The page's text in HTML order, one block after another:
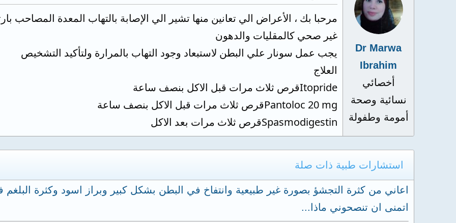
Dr Marwa
Ibrahim
أخصائي
نسائية وصحة
أمومة وطفولة
مرحبا بك ، الأعراض الي تعانين منها تشير الي الإصابة بالتهاب المعدة المصاحب
غير صحي كالمقليات والدهون
يجب عمل سونار علي البطن لاستبعاد وجود التهاب بالمرارة ولتأكيد التشخيص
العلاج
Itoprideقرص ثلاث مرات قبل الاكل بنصف ساعة
Pantoloc 20 mgقرص ثلاث مرات قبل الاكل بنصف ساعة
Spasmodigestinقرص ثلاث مرات بعد الاكل
استشارات طبية ذات صلة
اعاني من كثرة التجشؤ بصورة غير طبيعية وانتفاخ في البطن بشكل كبير وبراز اسود وكثرة
اتمنى ان تنصحوني ماذا...